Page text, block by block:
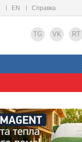
EN Справка
TG VK RT